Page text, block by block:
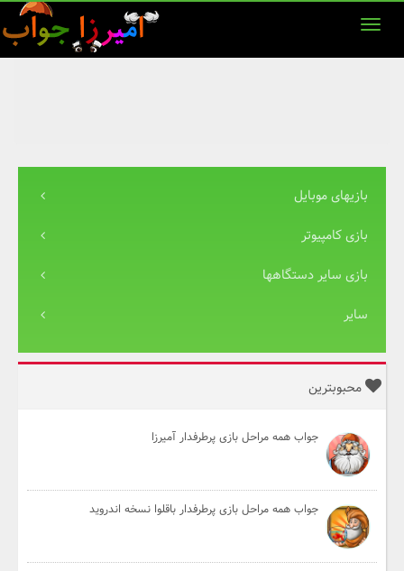
بازیهای موبایل
بازی کامپیوتر
بازی سایر دستگاهها
سایر
محبوبترین
جواب همه مراحل بازی پرطرفدار آمیرزا
جواب همه مراحل بازی پرطرفدار باقلوا نسخه اندروید